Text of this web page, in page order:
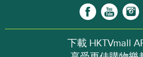
下載 HKTVmall